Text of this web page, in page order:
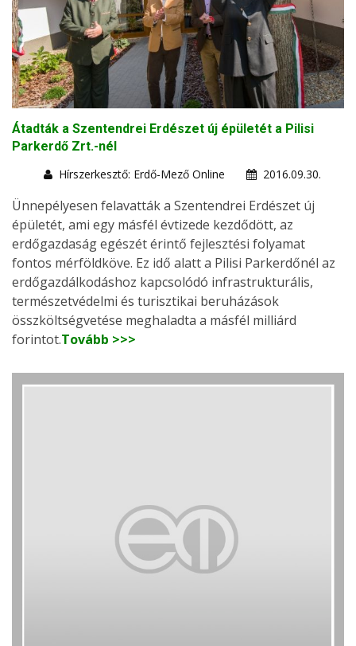
Átadták a Szentendrei Erdészet új épületét a Pilisi
Parkerdő Zrt.-nél
Hírszerkesztő: Erdő-Mező Online
2016.09.30.
Ünnepélyesen felavatták a Szentendrei Erdészet új
épületét, ami egy másfél évtizede kezdődött, az
erdőgazdaság egészét érintő fejlesztési folyamat
fontos mérföldköve. Ez idő alatt a Pilisi Parkerdőnél az
erdőgazdálkodáshoz kapcsolódó infrastrukturális,
természetvédelmi és turisztikai beruházások
összköltségvetése meghaladta a másfél milliárd
forintot.Tovább >>>